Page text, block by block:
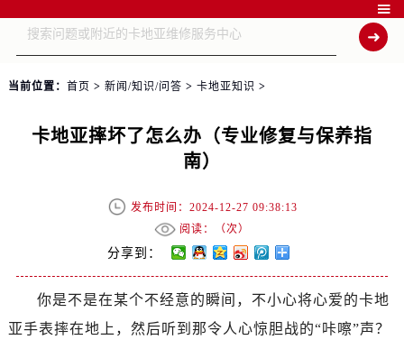

当前位置： 首页 > 新闻/知识/问答 > 卡地亚知识 >
卡地亚摔坏了怎么办（专业修复与保养指
南）
发布时间：2024-12-27 09:38:13
阅读：（次）
分享到：
你是不是在某个不经意的瞬间，不小心将心爱的卡地
亚手表摔在地上，然后听到那令人心惊胆战的“咔嚓”声？